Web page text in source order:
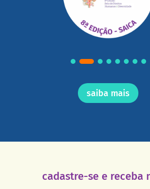
saiba mais
cadastre-se e receba